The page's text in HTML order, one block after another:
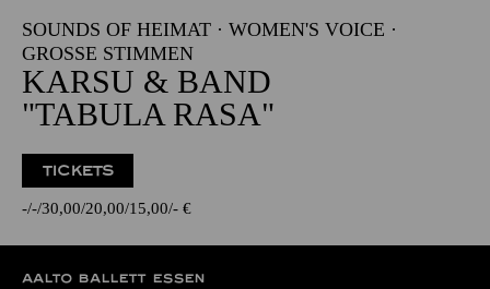
SOUNDS OF HEIMAT · WOMEN'S VOICE ·
GROSSE STIMMEN
KARSU & BAND
"TABULA RASA"
TICKETS
- - 30,00 20,00 15,00 - €
AALTO BALLETT ESSEN